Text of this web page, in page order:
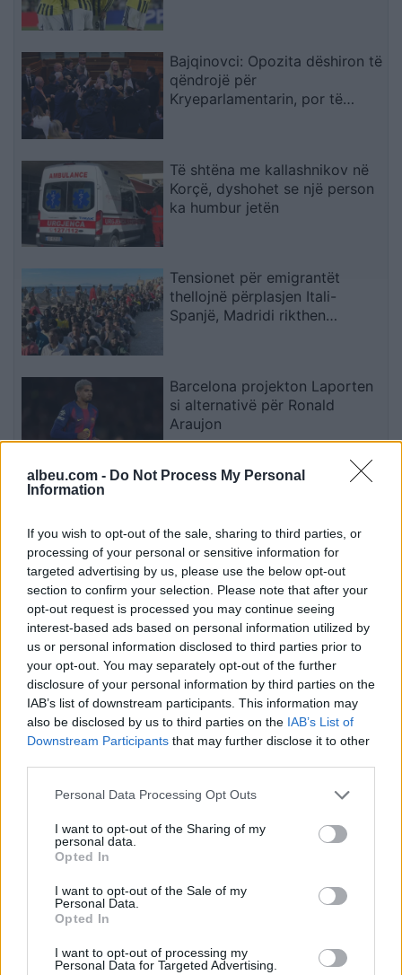
albeu.com - Do Not Process My Personal
Information
If you wish to opt-out of the sale, sharing to third parties, or
processing of your personal or sensitive information for
targeted advertising by us, please use the below opt-out
section to confirm your selection. Please note that after your
opt-out request is processed you may continue seeing
interest-based ads based on personal information utilized by
us or personal information disclosed to third parties prior to
your opt-out. You may separately opt-out of the further
disclosure of your personal information by third parties on the
IAB’s list of downstream participants. This information may
also be disclosed by us to third parties on the IAB’s List of
Downstream Participants that may further disclose it to other
Personal Data Processing Opt Outs
I want to opt-out of the Sharing of my
personal data.
Opted In
I want to opt-out of the Sale of my
Personal Data.
Opted In
I want to opt-out of processing my
Personal Data for Targeted Advertising.
Bajqinovci: Opozita dëshiron të
qëndrojë për
Kryeparlamentarin, por të
Të shtëna me kallashnikov në
Korçë, dyshohet se një person
ka humbur jetën
Tensionet për emigrantët
thellojnë përplasjen Itali-
Spanjë, Madridi rikthen
Barcelona projekton Laporten
si alternativë për Ronald
Araujon
hektarë me shkurre e barishte
në kufirin mes Golemit dhe
Progonatit
Esim for Global
Esim for USA|Esim for Italy| Esim for Spain|Esim